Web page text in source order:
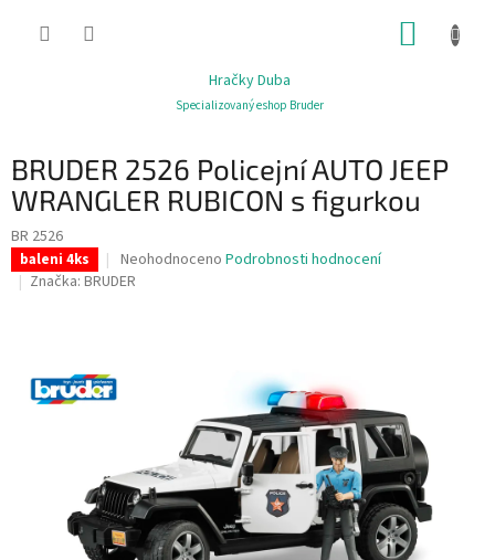
Hračky Duba
Specializovaný eshop Bruder
BRUDER 2526 Policejní AUTO JEEP
WRANGLER RUBICON s figurkou
BR 2526
baleni 4ks
Průměrné
hodnocení
Neohodnoceno Podrobnosti hodnocení
Značka: BRUDER